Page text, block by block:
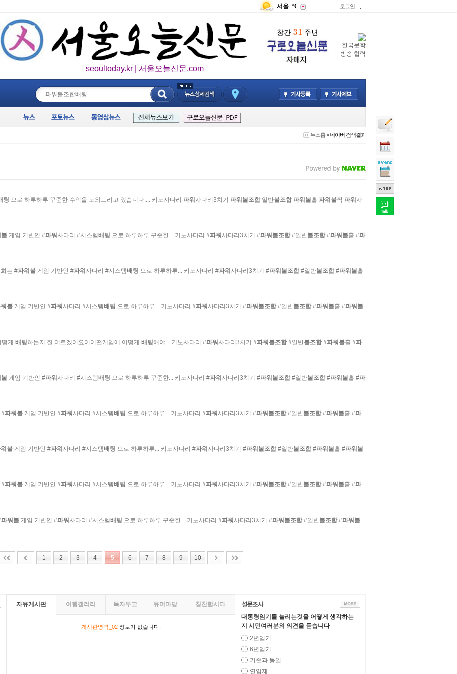
서울 °C 로그인
seoultoday.kr | 서울오늘신문.com
한국문학
방송 협력
뉴스홈>네이버 검색결과
팅 으로 하루하루 꾸준한 수익을 도와드리고 있습니다.... 키노사다리 파워 사다리3치기 파워볼조합 일반볼조합 파워볼홀 파워볼짝 파워 사
게임 기반인 #파워 사다리 #시스템배팅 으로 하루하루 꾸준한... 키노사다리 #파워 사다리3치기 #파워볼조합 #일반볼조합 #파워볼홀 #파
는 #파워볼 게임 기반인 #파워 사다리 #시스템배팅 으로 하루하루... 키노사다리 #파워 사다리3치기 #파워볼조합 #일반볼조합 #파워볼홀
볼 게임 기반인 #파워 사다리 #시스템배팅 으로 하루하루... 키노사다리 #파워 사다리3치기 #파워볼조합 #일반볼조합 #파워볼홀 #파워볼
게 배팅하는지 질 머르겠어요어어떤게임에 어떻게 배팅해야... 키노사다리 #파워 사다리3치기 #파워볼조합 #일반볼조합 #파워볼홀 #파
게임 기반인 #파워 사다리 #시스템배팅 으로 하루하루 꾸준한... 키노사다리 #파워 사다리3치기 #파워볼조합 #일반볼조합 #파워볼홀 #파
#파워볼 게임 기반인 #파워 사다리 #시스템배팅 으로 하루하루... 키노사다리 #파워 사다리3치기 #파워볼조합 #일반볼조합 #파워볼홀 #파
볼 게임 기반인 #파워 사다리 #시스템배팅 으로 하루하루... 키노사다리 #파워 사다리3치기 #파워볼조합 #일반볼조합 #파워볼홀 #파워볼
#파워볼 게임 기반인 #파워 사다리 #시스템배팅 으로 하루하루... 키노사다리 #파워 사다리3치기 #파워볼조합 #일반볼조합 #파워볼홀 #파
파워볼 게임 기반인 #파워 사다리 #시스템배팅 으로 하루하루 꾸준한... 키노사다리 #파워 사다리3치기 #파워볼조합 #일반볼조합 #파워볼
1 2 3 4 5 6 7 8 9 10
자유게시판 여행갤러리 독자투고 유머마당 칭찬합시다
게시판영역_02정보가 없습니다.
대통령임기를 늘리는것을 어떻게 생각하는
지 시민여러분의 의견을 듣습니다
2년임기
6년임기
기존과 동일
연임제